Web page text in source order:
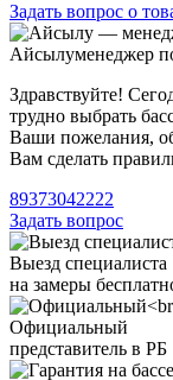
Задать вопрос о
Айсылуменеджер
Здравствуйте!
трудно выбрать
Ваши пожелания,
Вам сделать
89373042222
Задать вопрос
Выезд специалиста
на замеры
Официальный
представитель в РБ